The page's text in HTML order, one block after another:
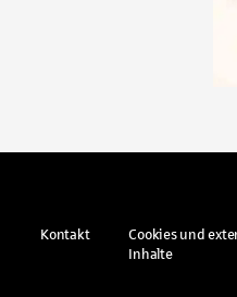
Kontakt
Cookies und
Inhalte